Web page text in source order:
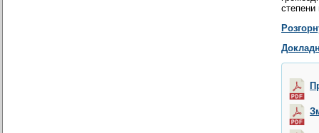
степени